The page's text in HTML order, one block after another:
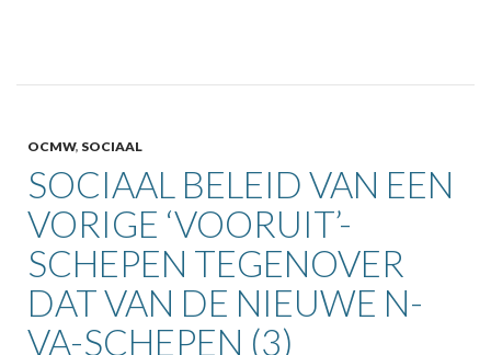
OCMW, SOCIAAL
SOCIAAL BELEID VAN EEN
VORIGE ‘VOORUIT’-
SCHEPEN TEGENOVER
DAT VAN DE NIEUWE N-
VA-SCHEPEN (3)